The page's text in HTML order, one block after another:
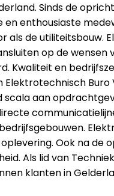
Sinds de
enthousiaste
de utiliteitsbouw.
op de
en
Buro
aan
Ook na de
Als lid van
klanten in